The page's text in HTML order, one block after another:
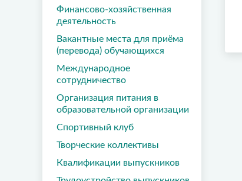
Финансово-хозяйственная
деятельность
Вакантные места для приёма
(перевода) обучающихся
Международное
сотрудничество
Организация питания в
образовательной организации
Спортивный клуб
Творческие коллективы
Квалификации выпускников